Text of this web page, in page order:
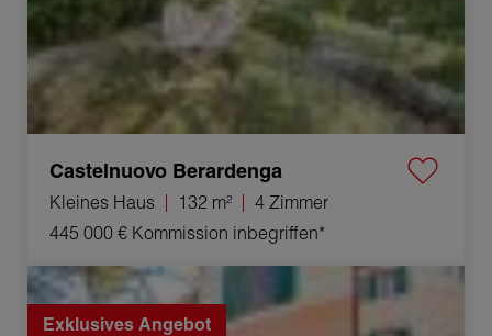
Castelnuovo Berardenga
Kleines Haus 132 m²
4 Zimmer
445 000 € Kommission inbegriffen*
Verkauf Appartement Siena 4 Zimmer 128 m²
Exklusives Angebot